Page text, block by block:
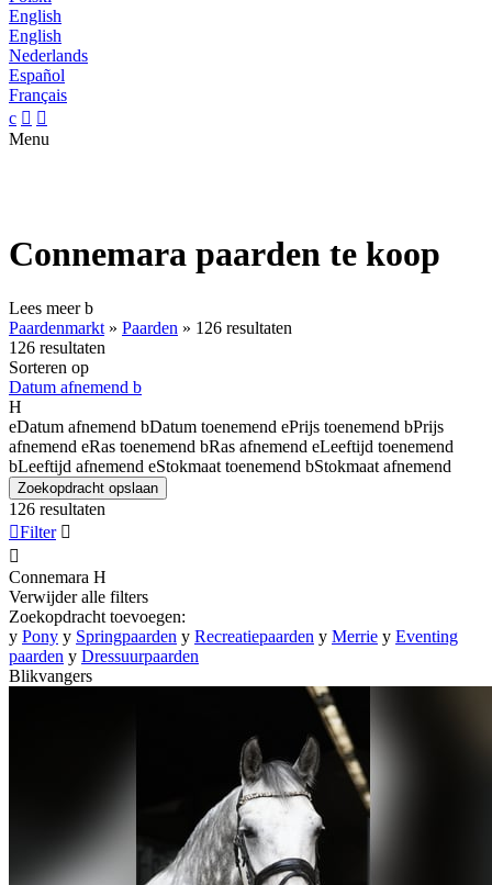
English
English
Nederlands
Español
Français
c  
Menu
Connemara paarden te koop
Lees meerb
Paardenmarkt » Paarden » 126 resultaten
126 resultaten
Sorteren op
Datum afnemend b
H
eDatum afnemend bDatum toenemend ePrijs toenemend bPrijs
afnemend eRas toenemend bRas afnemend eLeeftijd toenemend
bLeeftijd afnemend eStokmaat toenemend bStokmaat afnemend
Zoekopdracht opslaan
126 resultaten
Filter 

Connemara H
Verwijder alle filters
Zoekopdracht toevoegen:
y Pony y Springpaarden y Recreatiepaarden y Merrie y Eventing
paarden y Dressuurpaarden
Blikvangers